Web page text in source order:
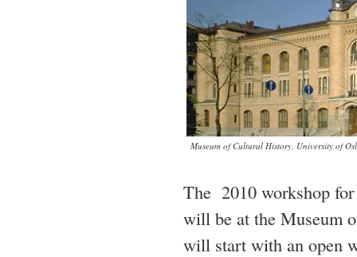
Museum of Cultural History, University of
The 2010 workshop
will be at the Museum
will start with an open